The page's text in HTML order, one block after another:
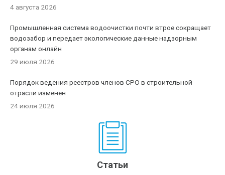
4 августа 2026
Промышленная система водоочистки почти втрое сокращает
водозабор и передает экологические данные надзорным
органам онлайн
29 июля 2026
Порядок ведения реестров членов СРО в строительной
отрасли изменен
24 июля 2026
Статьи